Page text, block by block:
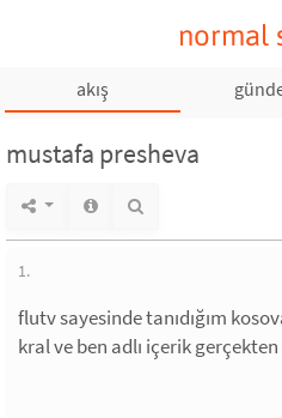
normal
akış
mustafa presheva
1.
flutv sayesinde tanıdığım
kral ve ben adlı içerik